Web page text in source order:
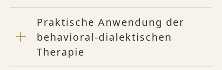
Praktische Anwendung der
behavioral-dialektischen
Therapie